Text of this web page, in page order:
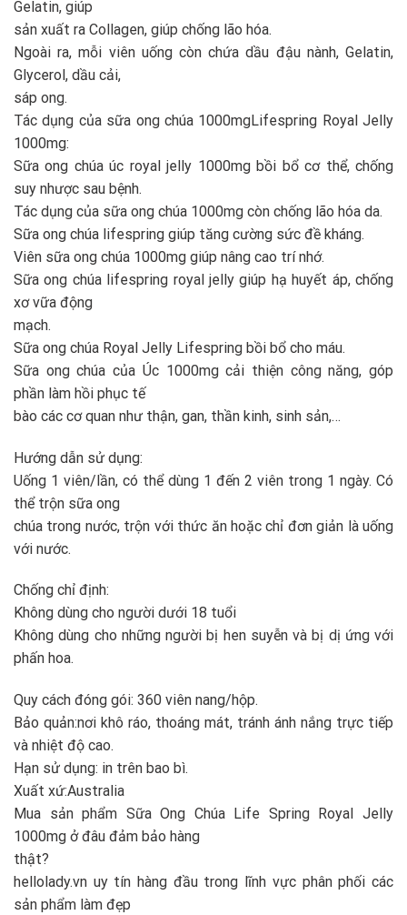
Gelatin, giúp
sản xuất ra Collagen, giúp chống lão hóa.
Ngoài ra, mỗi viên uống còn chứa dầu đậu nành, Gelatin,
Glycerol, dầu cải,
sáp ong.
Tác dụng của sữa ong chúa 1000mgLifespring Royal Jelly
1000mg:
Sữa ong chúa úc royal jelly 1000mg bồi bổ cơ thể, chống
suy nhược sau bệnh.
Tác dụng của sữa ong chúa 1000mg còn chống lão hóa da.
Sữa ong chúa lifespring giúp tăng cường sức đề kháng.
Viên sữa ong chúa 1000mg giúp nâng cao trí nhớ.
Sữa ong chúa lifespring royal jelly giúp hạ huyết áp, chống
xơ vữa động
mạch.
Sữa ong chúa Royal Jelly Lifespring bồi bổ cho máu.
Sữa ong chúa của Úc 1000mg cải thiện công năng, góp
phần làm hồi phục tế
bào các cơ quan như thận, gan, thần kinh, sinh sản,…
Hướng dẫn sử dụng:
Uống 1 viên/lần, có thể dùng 1 đến 2 viên trong 1 ngày. Có
thể trộn sữa ong
chúa trong nước, trộn với thức ăn hoặc chỉ đơn giản là uống
với nước.
Chống chỉ định:
Không dùng cho người dưới 18 tuổi
Không dùng cho những người bị hen suyễn và bị dị ứng với
phấn hoa.
Quy cách đóng gói: 360 viên nang/hộp.
Bảo quản:nơi khô ráo, thoáng mát, tránh ánh nắng trực tiếp
và nhiệt độ cao.
Hạn sử dụng: in trên bao bì.
Xuất xứ:Australia
Mua sản phẩm Sữa Ong Chúa Life Spring Royal Jelly
1000mg ở đâu đảm bảo hàng
thật?
hellolady.vn uy tín hàng đầu trong lĩnh vực phân phối các
sản phẩm làm đẹp